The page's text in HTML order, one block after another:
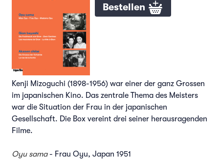
Bestellen
Kenji Mizoguchi (1898-1956) war einer der ganz Grossen
im japanischen Kino. Das zentrale Thema des Meisters
war die Situation der Frau in der japanischen
Gesellschaft. Die Box vereint drei seiner herausragenden
Filme.
Oyu sama- Frau Oyu, Japan 1951